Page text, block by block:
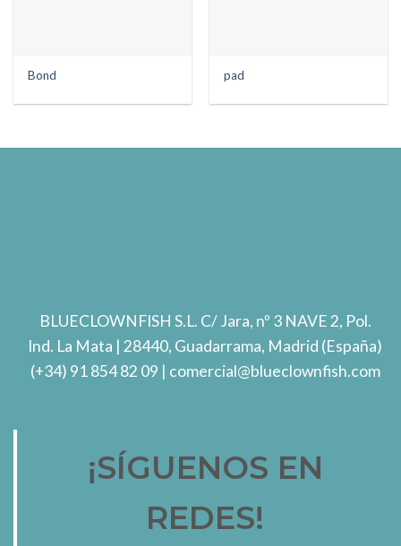
Bond pad
BLUECLOWNFISH S.L. C/ Jara, nº 3 NAVE 2, Pol.
Ind. La Mata | 28440, Guadarrama, Madrid (España)
(+34) 91 854 82 09 | comercial@blueclownfish.com
¡SÍGUENOS EN
REDES!